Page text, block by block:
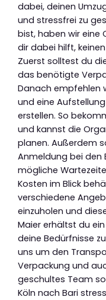
dabei, deinen
und stressfrei zu
bist, haben wir eine
dir dabei hilft,
Zuerst solltest du
das benötigte
Danach empfehlen
und eine
erstellen. So
und kannst die
planen. Außerdem
Anmeldung bei den
mögliche
Kosten im Blick
verschiedene
einzuholen und
Maier erhältst du
deine Bedürfnisse
uns um den
Verpackung und
geschultes Team
Köln nach Bari